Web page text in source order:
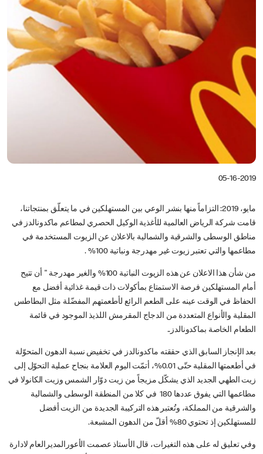
05-16-2019
مايو، 2019: التزاماً منها بنشر الوعي بين المستهلكين في ما يتعلّق بمنتجاتنا،
قامت شركة الرياض العالمية للأغذية الوكيل الحصري لمطاعم ماكدونالدز في
مناطق الوسطى والشرقية والشمالية بالاعلان عن الزيوت المستخدمة في
مطاعمها والتي تعتبر زيوت غير مهدرجة ونباتية 100% .
من شأن هذا الاعلان عن هذه الزيوت النباتية 100% والغير مهدرجة " أن تتيح
أمام المستهلكين فرصة الاستمتاع بمأكولات ذات قيمة غذائية أفضل مع
الحفاظ في الوقت عينه على الطعم الرائع لأطعمتهم المفضّلة مثل البطاطس
المقلية والأنواع المتعددة من الدجاج المقرمش اللذيذ الموجود في قائمة
الطعام الخاصة بماكدونالدز..
بعد الإنجاز السابق الذي حققته ماكدونالدز في تخفيض نسبة الدهون المتحوّلة
في أطعمتها المقلية حتّى 0.01%، أتمّت اليوم العلامة بنجاح عملية التحوّل إلى
زيت الطهي الجديد الذي يشكّل مزيجاً من زيت دوّار الشمس وزيت الكانولا في
مطاعمها التي يفوق عددها 180 في كلا من المنطقة الوسطى والشمالية
والشرقية من المملكة، وتُعتبر هذه التركيبة الجديدة من الزيت أفضل
للمستهلكين إذ تحتوي 80% أقلّ من الدهون المشبعة.
وفي تعليق له على هذه التغيرات، قال الأستاذ عصمت الأعورالمديرالعام لادارة